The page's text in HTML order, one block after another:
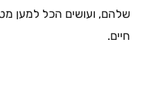
שלהם, ועושים הכל למען
חיים.